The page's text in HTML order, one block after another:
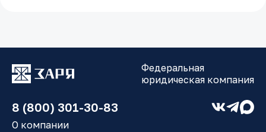
Федеральная
юридическая компания
8 (800) 301-30-83
О компании